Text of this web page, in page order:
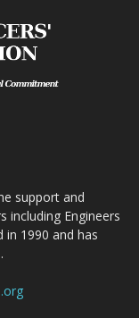
support and
including Engineers
in 1990 and has